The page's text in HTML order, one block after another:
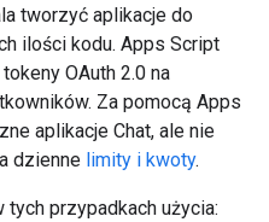
tworzyć aplikacje do
ilości kodu. Apps Script
OAuth 2.0 na
Za pomocą Apps
aplikacje Chat, ale nie
dzienne limity i kwoty.
tych przypadkach użycia: